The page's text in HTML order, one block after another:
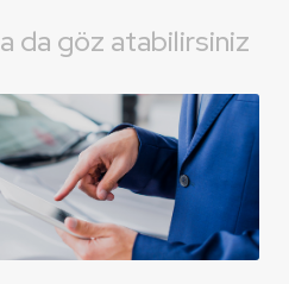
da göz atabilirsiniz